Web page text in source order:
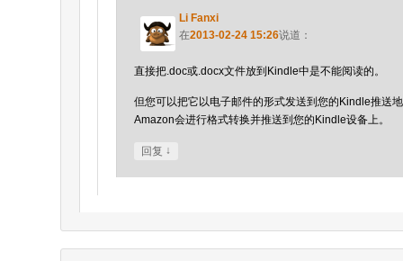
Li Fanxi
在2013-02-24 15:26说道：
直接把.doc或.docx文件放到Kindle中是不能阅读的。
但您可以把它以电子邮件的形式发送到您的Kindle推送
Amazon会进行格式转换并推送到您的Kindle设备上。
回复 ↓